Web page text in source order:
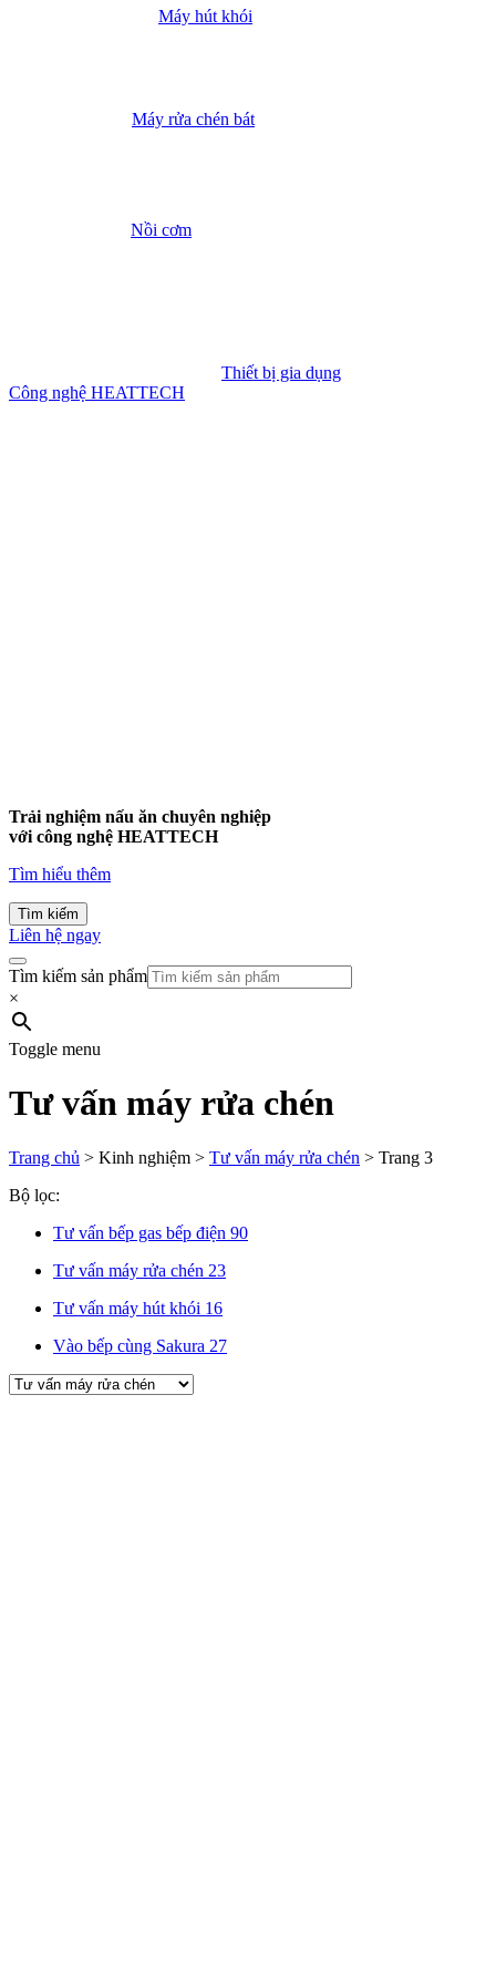
Máy hút khói
Máy rửa chén bát
Nồi cơm
Thiết bị gia dụng
Công nghệ HEATTECH
Trải nghiệm nấu ăn chuyên nghiệp
với công nghệ HEATTECH
Tìm hiểu thêm
Tìm kiếm
Liên hệ ngay
Tìm kiếm sản phẩm
×
Toggle menu
Tư vấn máy rửa chén
Trang chủ > Kinh nghiệm > Tư vấn máy rửa chén > Trang 3
Bộ lọc:
Tư vấn bếp gas bếp điện 90
Tư vấn máy rửa chén 23
Tư vấn máy hút khói 16
Vào bếp cùng Sakura 27